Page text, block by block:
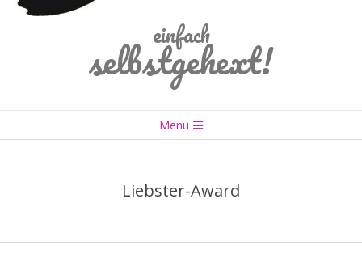
einfach
selbstgehext!
Navigation
Menu
Liebster-Award